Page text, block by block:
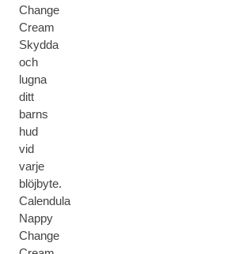
Change
Cream
Skydda
och
lugna
ditt
barns
hud
vid
varje
blöjbyte.
Calendula
Nappy
Change